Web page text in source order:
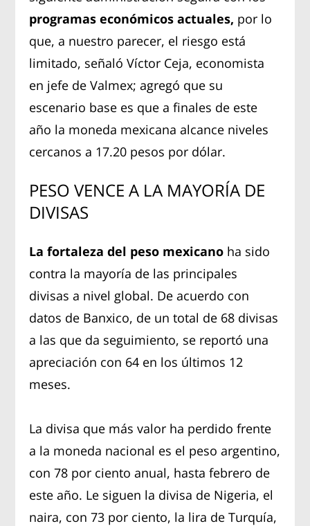
programas económicos actuales, por lo
que, a nuestro parecer, el riesgo está
limitado, señaló Víctor Ceja, economista
en jefe de Valmex; agregó que su
escenario base es que a finales de este
año la moneda mexicana alcance niveles
cercanos a 17.20 pesos por dólar.
PESO VENCE A LA MAYORÍA DE
DIVISAS
La fortaleza del peso mexicano ha sido
contra la mayoría de las principales
divisas a nivel global. De acuerdo con
datos de Banxico, de un total de 68 divisas
a las que da seguimiento, se reportó una
apreciación con 64 en los últimos 12
meses.
La divisa que más valor ha perdido frente
a la moneda nacional es el peso argentino,
con 78 por ciento anual, hasta febrero de
este año. Le siguen la divisa de Nigeria, el
naira, con 73 por ciento, la lira de Turquía,